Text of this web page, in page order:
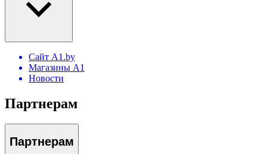
Сайт A1.by
Магазины А1
Новости
Партнерам
Партнерам